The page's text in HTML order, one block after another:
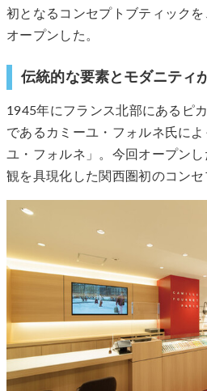
初となるコンセプトブティック
オープンした。
伝統的な要素とモダニティ
1945年にフランス北部にあるピ
であるカミーユ・フォルネ氏に
ユ・フォルネ」。今回オープン
観を具現化した関西圏初のコンセ